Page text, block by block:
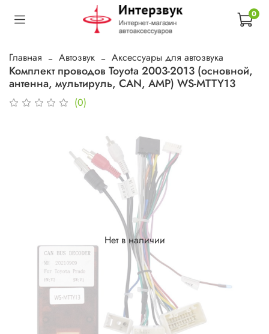
0
Главная Автозвук Аксессуары для автозвука
Комплект проводов Toyota 2003-2013 (основной,
антенна, мультируль, CAN, AMP) WS-MTTY13
(0)
Нет в наличии